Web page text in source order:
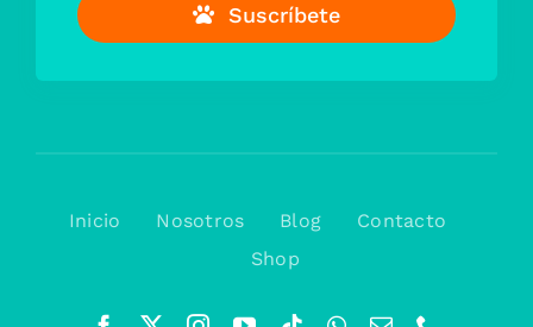
Suscríbete
Inicio Nosotros Blog
Contacto
Shop